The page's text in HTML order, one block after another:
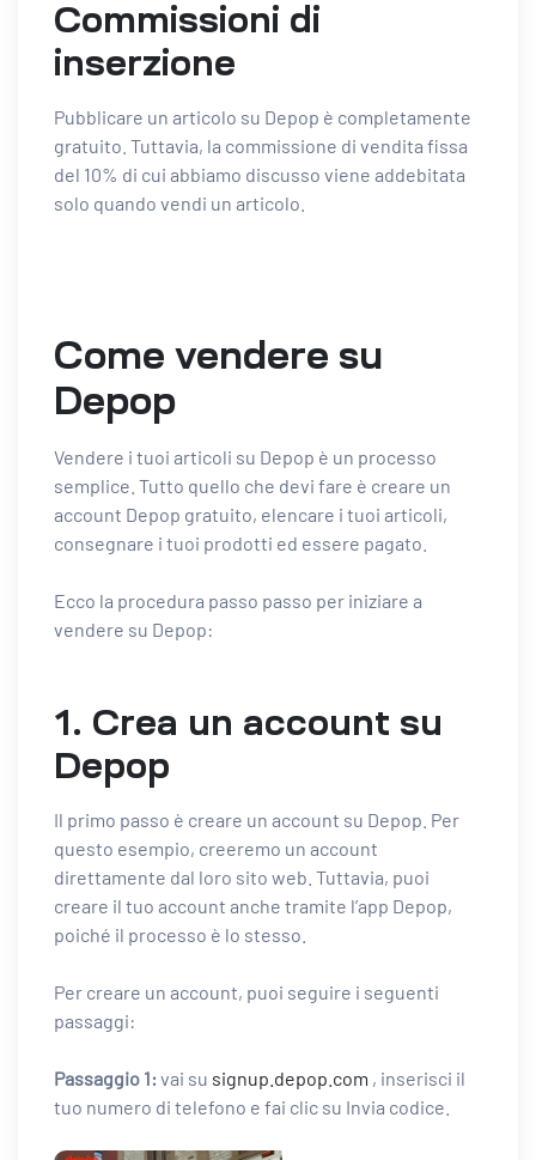
Commissioni di
inserzione
Pubblicare un articolo su Depop è completamente
gratuito. Tuttavia, la commissione di vendita fissa
del 10% di cui abbiamo discusso viene addebitata
solo quando vendi un articolo.
Come vendere su
Depop
Vendere i tuoi articoli su Depop è un processo
semplice. Tutto quello che devi fare è creare un
account Depop gratuito, elencare i tuoi articoli,
consegnare i tuoi prodotti ed essere pagato.
Ecco la procedura passo passo per iniziare a
vendere su Depop:
1. Crea un account su
Depop
Il primo passo è creare un account su Depop. Per
questo esempio, creeremo un account
direttamente dal loro sito web. Tuttavia, puoi
creare il tuo account anche tramite l’app Depop,
poiché il processo è lo stesso.
Per creare un account, puoi seguire i seguenti
passaggi:
Passaggio 1:vai su signup.depop.com , inserisci il
tuo numero di telefono e fai clic su Invia codice.